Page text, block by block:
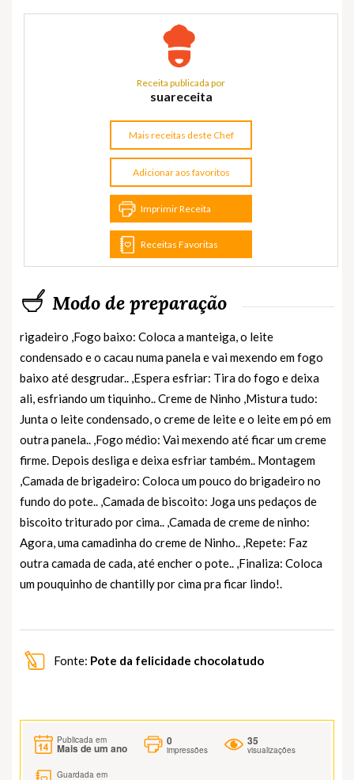
Receita publicada por
suareceita
Mais receitas deste Chef
Adicionar aos favoritos
Imprimir Receita
Receitas Favoritas
Modo de preparação
rigadeiro ,Fogo baixo: Coloca a manteiga, o leite
condensado e o cacau numa panela e vai mexendo em fogo
baixo até desgrudar.. ,Espera esfriar: Tira do fogo e deixa
ali, esfriando um tiquinho.. Creme de Ninho ,Mistura tudo:
Junta o leite condensado, o creme de leite e o leite em pó em
outra panela.. ,Fogo médio: Vai mexendo até ficar um creme
firme. Depois desliga e deixa esfriar também.. Montagem
,Camada de brigadeiro: Coloca um pouco do brigadeiro no
fundo do pote.. ,Camada de biscoito: Joga uns pedaços de
biscoito triturado por cima.. ,Camada de creme de ninho:
Agora, uma camadinha do creme de Ninho.. ,Repete: Faz
outra camada de cada, até encher o pote.. ,Finaliza: Coloca
um pouquinho de chantilly por cima pra ficar lindo!.
Fonte: Pote da felicidade chocolatudo
Publicada em
Mais de um ano
0
impressões
35
visualizações
Guardada em